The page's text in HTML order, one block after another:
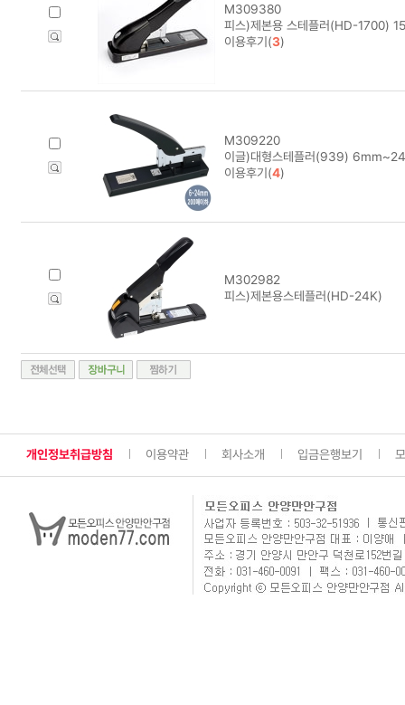
M309380
피스)제본용 스테플러(HD-1700)
이용후기(3)
M309220
이글)대형스테플러(939)
이용후기(4)
M302982
피스)제본용스테플러(HD-24K)
개인정보취급방침 이용약관 회사소개 입금은행보기